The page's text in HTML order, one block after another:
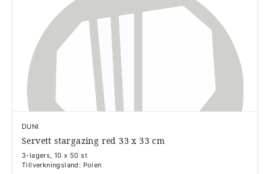
DUNI
Servett stargazing red 33 x 33 cm
3-lagers, 10 x 50 st
Tillverkningsland: Polen